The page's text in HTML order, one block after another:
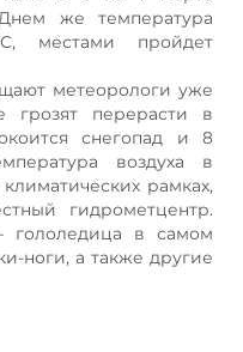
же температура
местами пройдет
метеорологи уже
грозят перерасти в
снегопад и 8
воздуха в
рамках,
гидрометцентр.
гололедица в самом
ноги, а также другие